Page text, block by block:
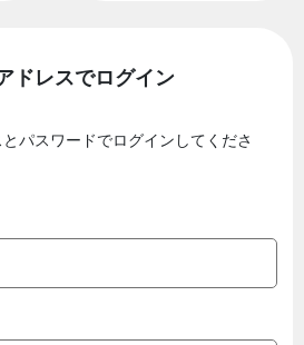
ドレスでログイン
パスワードでログインしてくださ